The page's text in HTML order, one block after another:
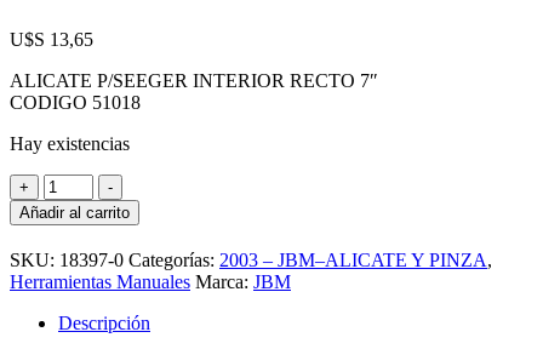
U$S 13,65
ALICATE P/SEEGER INTERIOR RECTO 7″
CODIGO 51018
Hay existencias
+
JBM-
ALICATE
P/SEEGER
INTERIOR
RECTO
7"
51018
cantidad
-
Añadir al carrito
SKU: 18397-0 Categorías: 2003 – JBM–ALICATE Y PINZA,
Herramientas Manuales Marca: JBM
Descripción